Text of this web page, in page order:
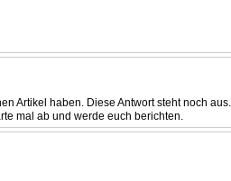
Artikel haben. Diese Antwort steht noch aus.
mal ab und werde euch berichten.